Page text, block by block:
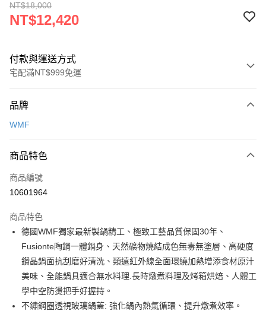
NT$18,000
NT$12,420
付款與運送方式
宅配滿NT$999免運
信用卡一次付款
3 期 0 利率 每期
合作金庫商業銀行
上海商業儲蓄銀行
臺灣中小企業銀行
匯豐（台灣）商業銀行
華泰商業銀行
聯邦商業銀行
遠東國際商業銀行
元大商業銀行
永豐商業銀行
玉山商業銀行
星展（台灣）商業銀行
台灣樂天信用卡公司
合作金庫商業銀行
上海商業儲蓄銀行
國泰世華商業銀行
兆豐國際商業銀行
匯豐（台灣）商業銀行
華泰商業銀行
聯邦商業銀行
遠東國際商業銀行
元大商業銀行
永豐商業銀行
玉山商業銀行
台新國際商業銀行
中國信託商業銀行
即享券
LINE Pay
Apple Pay
街口支付
Google Pay
ATM付款
品牌
WMF
商品特色
商品編號
10601964
商品特色
德國WMF獨家最新製鍋精工、極致工藝品質保固30年、
Fusionte陶鋼一體鍋身、天然礦物燒結成色無毒無塗層、高硬度
鑽晶鍋面抗刮磨好清洗、類遠紅外線全面環繞加熱增添食材原汁
美味、全能鍋具適合無水料理.長時燉煮料理及烤箱烘焙、人體工
學中空防燙把手好握持。
不鏽鋼圈透視玻璃鍋蓋: 強化鍋內熱氣循環、提升燉煮效率。